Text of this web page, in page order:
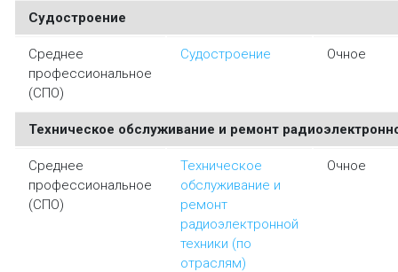
Судостроение
Среднее
профессиональное
(СПО)
Судостроение Очное
Техническое обслуживание и ремонт
Среднее
профессиональное
(СПО)
Техническое
обслуживание и
ремонт
радиоэлектронной
техники (по
отраслям)
Очное